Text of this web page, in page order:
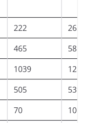
222
262
465
585
1039
1282
505
539
70
105